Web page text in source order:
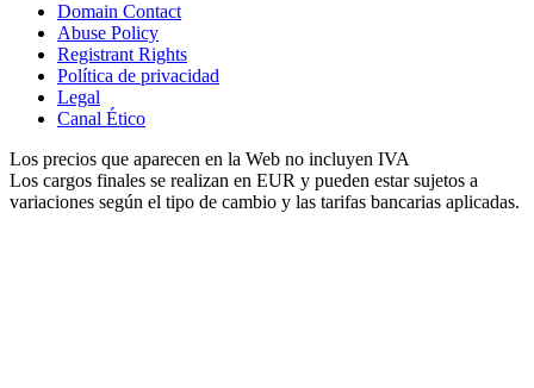
Domain Contact
Abuse Policy
Registrant Rights
Política de privacidad
Legal
Canal Ético
Los precios que aparecen en la Web no incluyen IVA
Los cargos finales se realizan en EUR y pueden estar sujetos a
variaciones según el tipo de cambio y las tarifas bancarias aplicadas.